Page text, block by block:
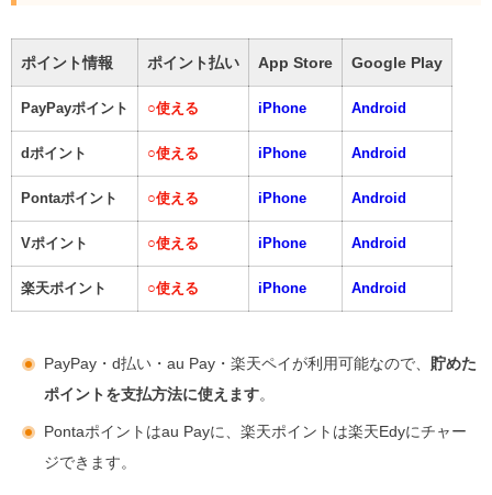
ポイント情報 ポイント払い App Store Google Play
PayPayポイント ○使える iPhone Android
dポイント ○使える iPhone Android
Pontaポイント ○使える iPhone Android
Vポイント ○使える iPhone Android
楽天ポイント ○使える iPhone Android
PayPay・d払い・au Pay・楽天ペイが利用可能なので、 貯めた
ポイントを支払方法に使えます。
Pontaポイントはau Payに、楽天ポイントは楽天Edyにチャー
ジできます。